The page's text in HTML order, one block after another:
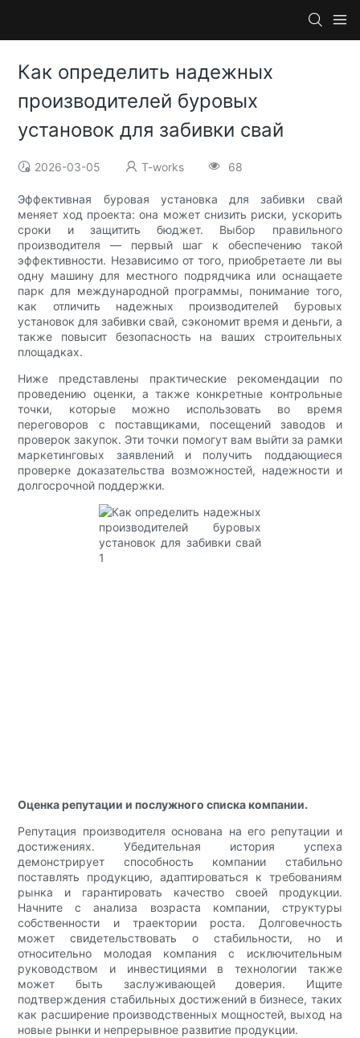
Как определить надежных
производителей буровых
установок для забивки свай
2026-03-05 T-works 68
Эффективная буровая установка для забивки свай
меняет ход проекта: она может снизить риски, ускорить
сроки и защитить бюджет. Выбор правильного
производителя — первый шаг к обеспечению такой
эффективности. Независимо от того, приобретаете ли вы
одну машину для местного подрядчика или оснащаете
парк для международной программы, понимание того,
как отличить надежных производителей буровых
установок для забивки свай, сэкономит время и деньги, а
также повысит безопасность на ваших строительных
площадках.
Ниже представлены практические рекомендации по
проведению оценки, а также конкретные контрольные
точки, которые можно использовать во время
переговоров с поставщиками, посещений заводов и
проверок закупок. Эти точки помогут вам выйти за рамки
маркетинговых заявлений и получить поддающиеся
проверке доказательства возможностей, надежности и
долгосрочной поддержки.
Оценка репутации и послужного списка компании.
Репутация производителя основана на его репутации и
достижениях. Убедительная история успеха
демонстрирует способность компании стабильно
поставлять продукцию, адаптироваться к требованиям
рынка и гарантировать качество своей продукции.
Начните с анализа возраста компании, структуры
собственности и траектории роста. Долговечность
может свидетельствовать о стабильности, но и
относительно молодая компания с исключительным
руководством и инвестициями в технологии также
может быть заслуживающей доверия. Ищите
подтверждения стабильных достижений в бизнесе, таких
как расширение производственных мощностей, выход на
новые рынки и непрерывное развитие продукции.